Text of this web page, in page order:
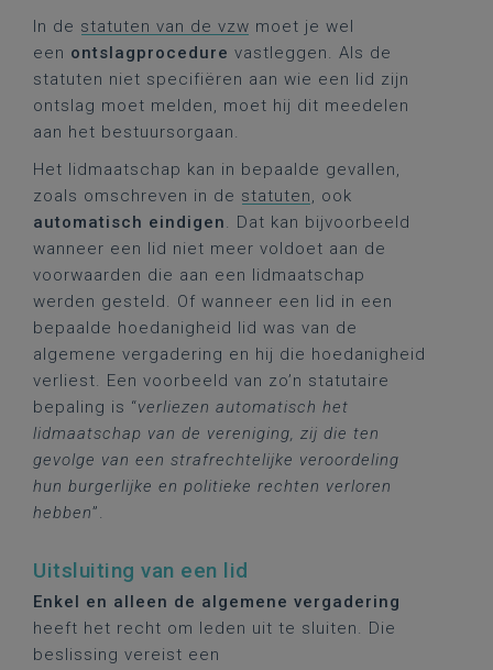
In de statuten van de vzw moet je wel
een ontslagprocedure vastleggen. Als de
statuten niet specifiëren aan wie een lid zijn
ontslag moet melden, moet hij dit meedelen
aan het bestuursorgaan.
Het lidmaatschap kan in bepaalde gevallen,
zoals omschreven in de statuten, ook
automatisch eindigen. Dat kan bijvoorbeeld
wanneer een lid niet meer voldoet aan de
voorwaarden die aan een lidmaatschap
werden gesteld. Of wanneer een lid in een
bepaalde hoedanigheid lid was van de
algemene vergadering en hij die hoedanigheid
verliest. Een voorbeeld van zo’n statutaire
bepaling is “verliezen automatisch het
lidmaatschap van de vereniging, zij die ten
gevolge van een strafrechtelijke veroordeling
hun burgerlijke en politieke rechten verloren
hebben”.
Uitsluiting van een lid
Enkel en alleen de algemene vergadering
heeft het recht om leden uit te sluiten. Die
beslissing vereist een